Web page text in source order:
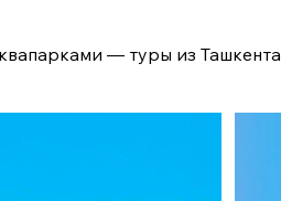
— туры из Ташкента